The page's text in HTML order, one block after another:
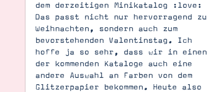
Suche Impressum Datenschutz
dem derzeitigen Minikatalog :love:
Das passt nicht nur hervorragend zu
Weihnachten, sondern auch zum
bevorstehenden Valentinstag. Ich
hoffe ja so sehr, dass wir in einen
der kommenden Kataloge auch eine
andere Auswahl an Farben von dem
Glitzerpapier bekommen. Heute also